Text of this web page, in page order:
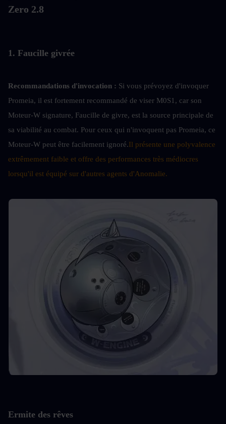
Zero 2.8
1. Faucille givrée
Recommandations d'invocation : Si vous prévoyez d'invoquer
Promeia, il est fortement recommandé de viser M0S1, car son
Moteur-W signature, Faucille de givre, est la source principale de
sa viabilité au combat. Pour ceux qui n'invoquent pas Promeia, ce
Moteur-W peut être facilement ignoré.Il présente une polyvalence
extrêmement faible et offre des performances très médiocres
lorsqu'il est équipé sur d'autres agents d'Anomalie.
Ermite des rêves